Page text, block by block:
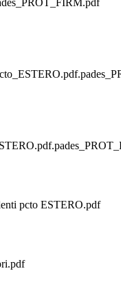
pcto ESTERO.pdf